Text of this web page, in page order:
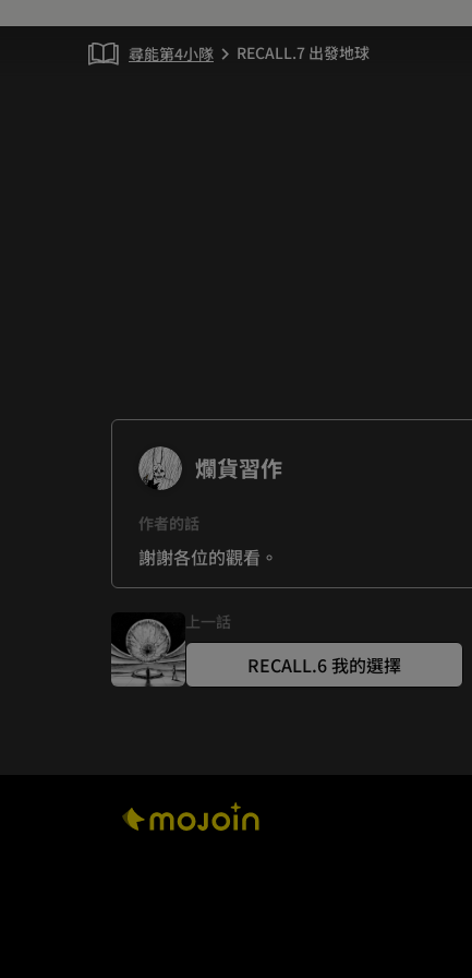
尋能第4小隊 chevron_right RECALL.7 出發地球
爛貨習作
作者的話
謝謝各位的觀看。
上一話
RECALL.6 我的選擇